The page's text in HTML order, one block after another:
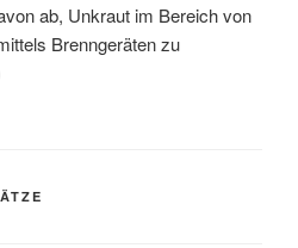
ab, Unkraut im Bereich von
Brenngeräten zu